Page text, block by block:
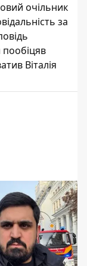
очільник
за
пообіцяв
Віталія